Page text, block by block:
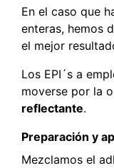
En el caso que
enteras, hemos
el mejor
Los EPI´s a
moverse por la
reflectante.
Preparación y
Mezclamos el